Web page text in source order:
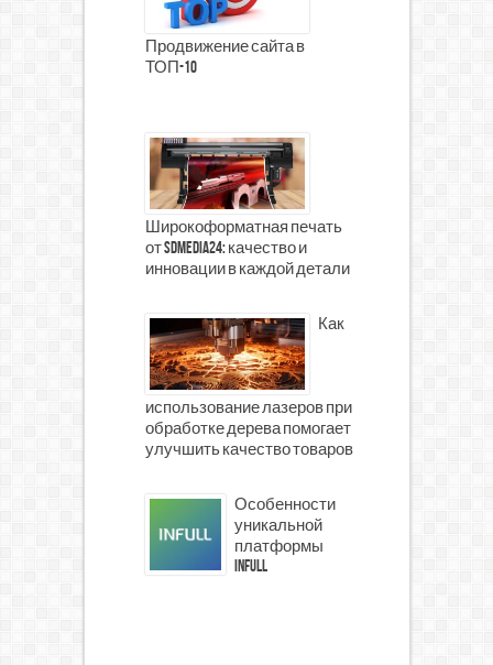
Продвижение сайта в
ТОП-10
Широкоформатная печать
от SDMedia24: качество и
инновации в каждой детали
Как
использование лазеров при
обработке дерева помогает
улучшить качество товаров
Особенности
уникальной
платформы
INFULL